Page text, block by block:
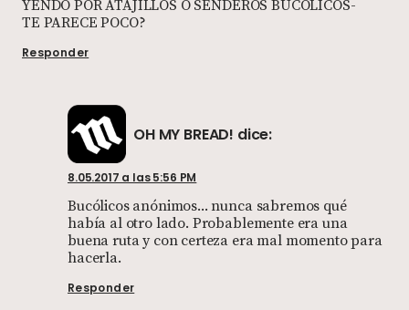
YENDO POR ATAJILLOS O SENDEROS BUCOLICOS-
TE PARECE POCO?
Responder
OH MY BREAD! dice:
8.05.2017 a las 5:56 PM
Bucólicos anónimos... nunca sabremos qué
había al otro lado. Probablemente era una
buena ruta y con certeza era mal momento para
hacerla.
Responder